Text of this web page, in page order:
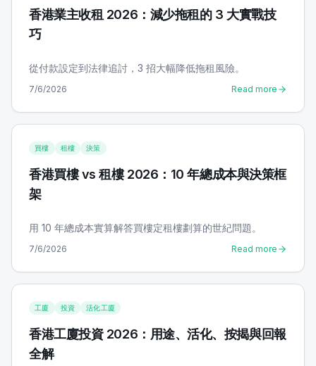
香港業主收租 2026：減少拖租的 3 大實戰技
巧
從付款設定到法律追討，3 招大幅降低拖租風險。
7/6/2026 Read more
買樓 租樓 決策
香港買樓 vs 租樓 2026：10 年總成本與決策框
架
用 10 年總成本實算解答買樓定租樓劃算的世紀問題。
7/6/2026 Read more
工廈 投資 活化工廈
香港工廈投資 2026：用途、活化、按揭與回報
全解